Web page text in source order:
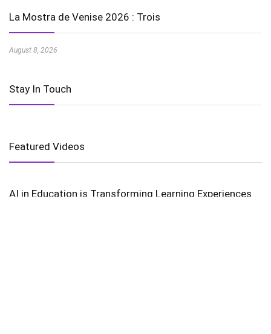
La Mostra de Venise 2026 : Trois
August 8, 2026
Stay In Touch
Featured Videos
AI in Education is Transforming Learning Experiences